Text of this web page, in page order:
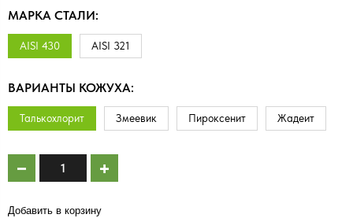
МАРКА СТАЛИ:
AISI 430 AISI 321
ВАРИАНТЫ КОЖУХА:
Талькохлорит Змеевик Пироксенит Жадеит
Добавить в корзину